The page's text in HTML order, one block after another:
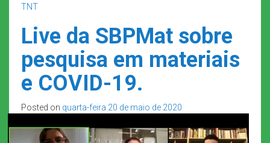
TNT
Live da SBPMat sobre
pesquisa em materiais
e COVID-19.
Posted on quarta-feira 20 de maio de 2020